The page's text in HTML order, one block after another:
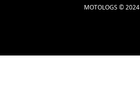
MOTOLOGS © 2024